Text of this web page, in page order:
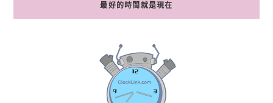
最好的時間就是現在